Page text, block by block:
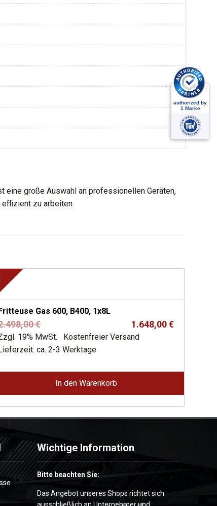
eine große Auswahl an professionellen Geräten,
zu arbeiten.
Gas 600, B400, 1x8L
€Ursprünglicher
Preis
war:
1.648,00€
Aktueller
Preis
ist:
19% MwSt.
Kostenfreier Versand
ca. 2-3 Werktage
In den Warenkorb
Wichtige Information
Bitte beachten Sie:
Das Angebot unseres Shops richtet sich